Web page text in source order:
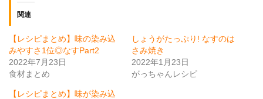
関連
【レシピまとめ】味の染み込
みやすさ1位◎なすPart2
2022年7月23日
食材まとめ
しょうがたっぷり! なすのは
さみ焼き
2022年1月23日
がっちゃんレシピ
【レシピまとめ】味が染み込